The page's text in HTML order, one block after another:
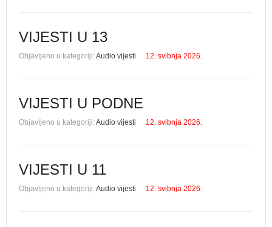
VIJESTI U 13
Objavljeno u kategoriji:Audio vijesti 12. svibnja 2026.
VIJESTI U PODNE
Objavljeno u kategoriji:Audio vijesti 12. svibnja 2026.
VIJESTI U 11
Objavljeno u kategoriji:Audio vijesti 12. svibnja 2026.